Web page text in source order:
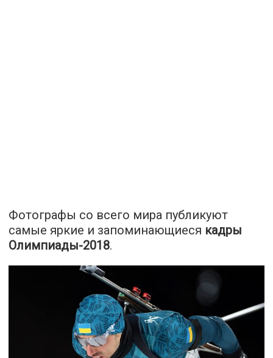
Фотографы со всего мира публикуют
самые яркие и запоминающиеся кадры
Олимпиады-2018.